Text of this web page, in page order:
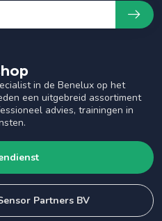
in de Benelux op het
een uitgebreid assortiment
advies, trainingen in
Partners BV